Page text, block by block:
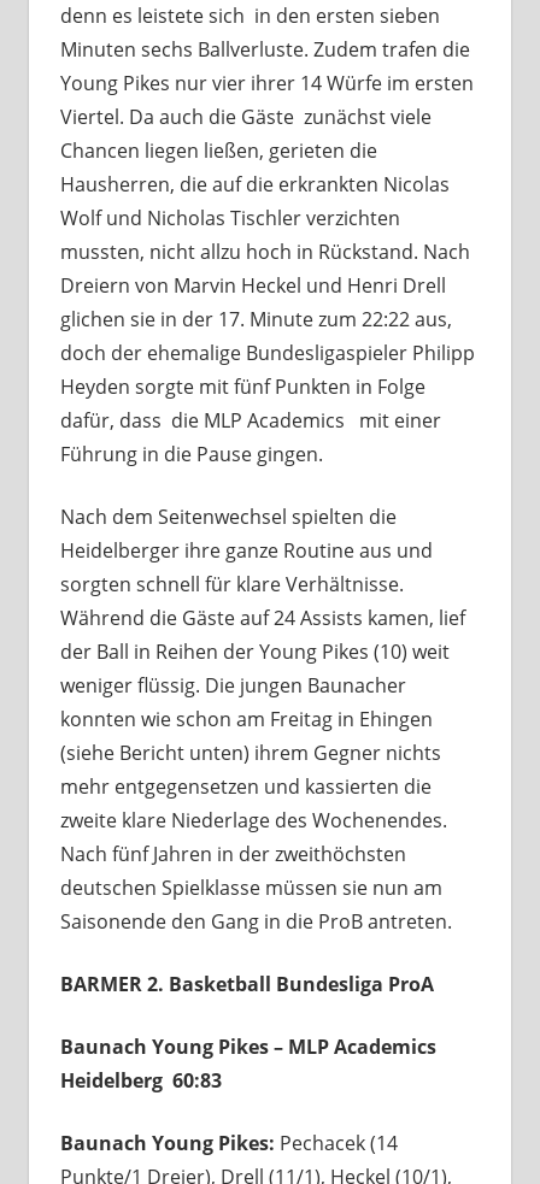
denn es leistete sich in den ersten sieben
Minuten sechs Ballverluste. Zudem trafen die
Young Pikes nur vier ihrer 14 Würfe im ersten
Viertel. Da auch die Gäste zunächst viele
Chancen liegen ließen, gerieten die
Hausherren, die auf die erkrankten Nicolas
Wolf und Nicholas Tischler verzichten
mussten, nicht allzu hoch in Rückstand. Nach
Dreiern von Marvin Heckel und Henri Drell
glichen sie in der 17. Minute zum 22:22 aus,
doch der ehemalige Bundesligaspieler Philipp
Heyden sorgte mit fünf Punkten in Folge
dafür, dass die MLP Academics mit einer
Führung in die Pause gingen.
Nach dem Seitenwechsel spielten die
Heidelberger ihre ganze Routine aus und
sorgten schnell für klare Verhältnisse.
Während die Gäste auf 24 Assists kamen, lief
der Ball in Reihen der Young Pikes (10) weit
weniger flüssig. Die jungen Baunacher
konnten wie schon am Freitag in Ehingen
(siehe Bericht unten) ihrem Gegner nichts
mehr entgegensetzen und kassierten die
zweite klare Niederlage des Wochenendes.
Nach fünf Jahren in der zweithöchsten
deutschen Spielklasse müssen sie nun am
Saisonende den Gang in die ProB antreten.
BARMER 2. Basketball Bundesliga ProA
Baunach Young Pikes – MLP Academics
Heidelberg 60:83
Baunach Young Pikes: Pechacek (14
Punkte/1 Dreier), Drell (11/1), Heckel (10/1),